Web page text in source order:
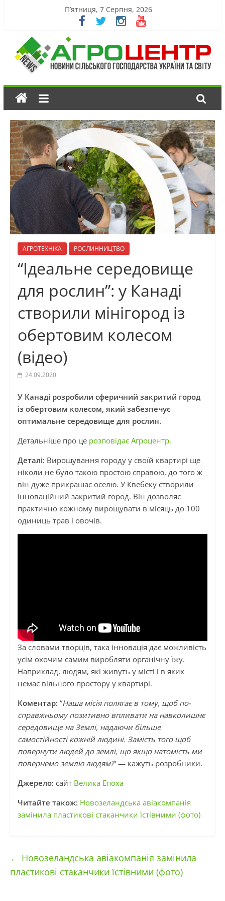
П’ятниця, 7 Серпня, 2026
АГРОТЕХНІКА РОСЛИННИЦТВО
“Ідеальне середовище
для рослин”: у Канаді
створили мінігород із
обертовим колесом
(відео)
24.09.2020
У Канаді розробили сферичний закритий город
із обертовим колесом, який забезпечує
оптимальне середовище для рослин.
Детальніше про це розповідає Агроцентр.
Деталі: Вирощування городу у своїй квартирі ще
ніколи не було такою простою справою, до того ж
він дуже прикрашає оселю. У Квебеку створили
інноваційний закритий город. Він дозволяє
практично кожному вирощувати в місяць до 100
одиниць трав і овочів.
За словами творців, така інновація дає можливість
усім охочим самим виробляти органічну їжу.
Наприклад, людям, які живуть у місті і в яких
немає вільного простору у квартирі.
Коментар: “Наша місія полягає в тому, щоб по-
справжньому позитивно впливати на навколишнє
середовище на Землі, надаючи більше
самостійності кожній людині. Замість того щоб
повернути людей до землі, що якщо натомість ми
повернемо землю людям?” — кажуть розробники.
Джерело: сайт Велика Епоха
Читайте також: Новозеландська авіакомпанія
замінила пластикові стаканчики їстівними (фото)
← Новозеландська авіакомпанія замінила
пластикові стаканчики їстівними (фото)